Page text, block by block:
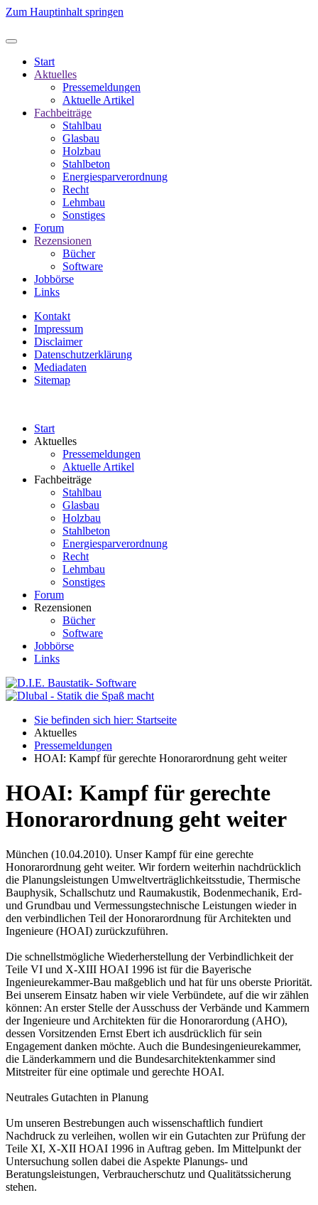
Zum Hauptinhalt springen
Start
Aktuelles
Pressemeldungen
Aktuelle Artikel
Fachbeiträge
Stahlbau
Glasbau
Holzbau
Stahlbeton
Energiesparverordnung
Recht
Lehmbau
Sonstiges
Forum
Rezensionen
Bücher
Software
Jobbörse
Links
Kontakt
Impressum
Disclaimer
Datenschutzerklärung
Mediadaten
Sitemap
Start
Aktuelles
Pressemeldungen
Aktuelle Artikel
Fachbeiträge
Stahlbau
Glasbau
Holzbau
Stahlbeton
Energiesparverordnung
Recht
Lehmbau
Sonstiges
Forum
Rezensionen
Bücher
Software
Jobbörse
Links
Sie befinden sich hier: Startseite
Aktuelles
Pressemeldungen
HOAI: Kampf für gerechte Honorarordnung geht weiter
HOAI: Kampf für gerechte
Honorarordnung geht weiter
München (10.04.2010). Unser Kampf für eine gerechte
Honorarordnung geht weiter. Wir fordern weiterhin nachdrücklich
die Planungsleistungen Umweltverträglichkeitsstudie, Thermische
Bauphysik, Schallschutz und Raumakustik, Bodenmechanik, Erd-
und Grundbau und Vermessungstechnische Leistungen wieder in
den verbindlichen Teil der Honorarordnung für Architekten und
Ingenieure (HOAI) zurückzuführen.
Die schnellstmögliche Wiederherstellung der Verbindlichkeit der
Teile VI und X-XIII HOAI 1996 ist für die Bayerische
Ingenieurekammer-Bau maßgeblich und hat für uns oberste Priorität.
Bei unserem Einsatz haben wir viele Verbündete, auf die wir zählen
können: An erster Stelle der Ausschuss der Verbände und Kammern
der Ingenieure und Architekten für die Honorarordung (AHO),
dessen Vorsitzenden Ernst Ebert ich ausdrücklich für sein
Engagement danken möchte. Auch die Bundesingenieurekammer,
die Länderkammern und die Bundesarchitektenkammer sind
Mitstreiter für eine optimale und gerechte HOAI.
Neutrales Gutachten in Planung
Um unseren Bestrebungen auch wissenschaftlich fundiert
Nachdruck zu verleihen, wollen wir ein Gutachten zur Prüfung der
Teile XI, X-XII HOAI 1996 in Auftrag geben. Im Mittelpunkt der
Untersuchung sollen dabei die Aspekte Planungs- und
Beratungsleistungen, Verbraucherschutz und Qualitätssicherung
stehen.